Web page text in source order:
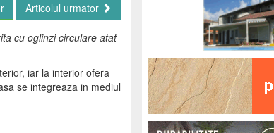
Articolul urmator
cu oglinzi circulare atat
iar la interior ofera
se integreaza in mediul